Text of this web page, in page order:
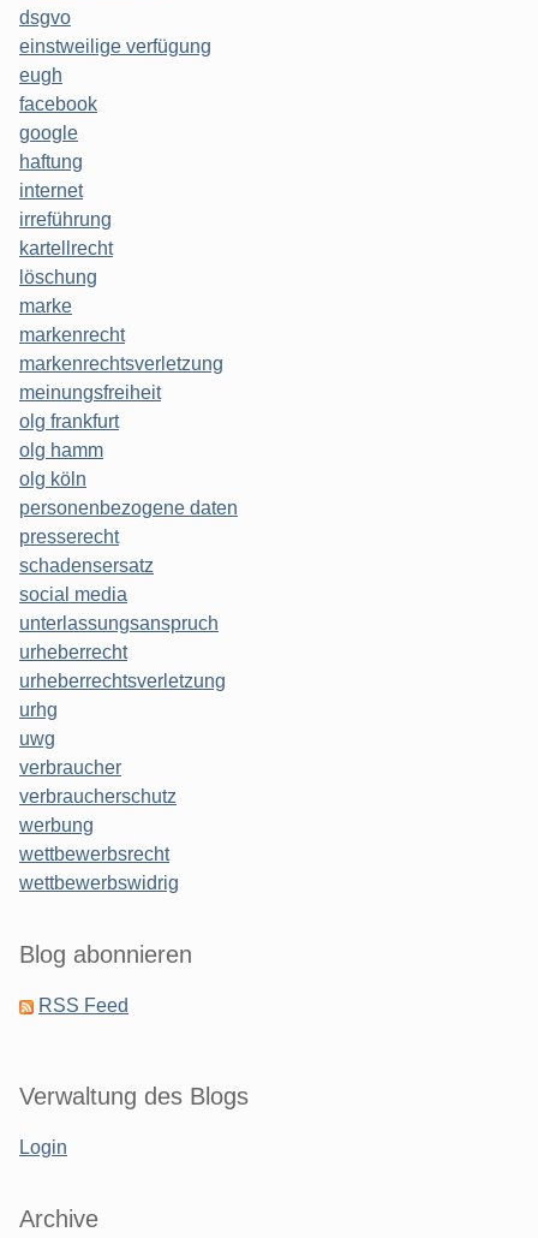
dsgvo
einstweilige verfügung
eugh
facebook
google
haftung
internet
irreführung
kartellrecht
löschung
marke
markenrecht
markenrechtsverletzung
meinungsfreiheit
olg frankfurt
olg hamm
olg köln
personenbezogene daten
presserecht
schadensersatz
social media
unterlassungsanspruch
urheberrecht
urheberrechtsverletzung
urhg
uwg
verbraucher
verbraucherschutz
werbung
wettbewerbsrecht
wettbewerbswidrig
Blog abonnieren
RSS Feed
Verwaltung des Blogs
Login
Archive